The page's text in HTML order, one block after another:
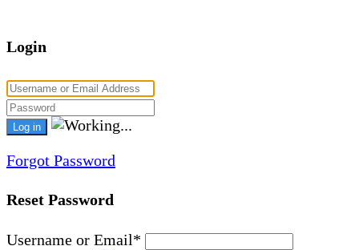
Login
Forgot Password
Reset Password
Username or Email*